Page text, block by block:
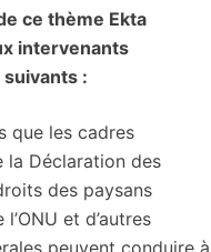
ce thème Ekta
intervenants
:
que les cadres
la Déclaration des
des paysans
et d’autres
peuvent conduire à